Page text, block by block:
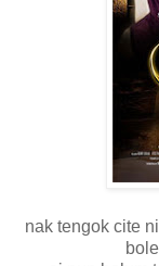
nak tengok cite